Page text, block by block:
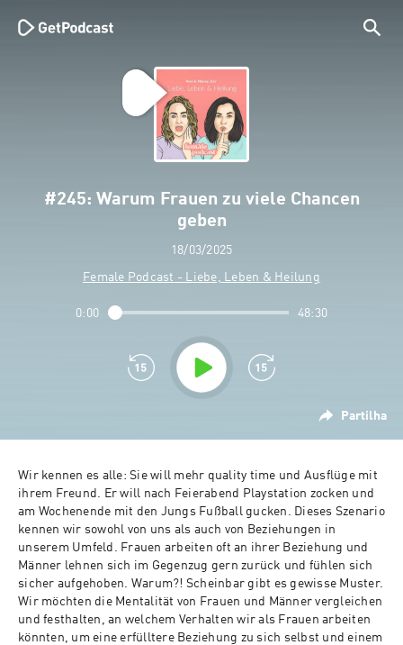
#245: Warum Frauen zu viele Chancen
geben
18/03/2025
Female Podcast - Liebe, Leben & Heilung
Partilha
0:00 48:30
Wir kennen es alle: Sie will mehr quality time und Ausflüge mit
ihrem Freund. Er will nach Feierabend Playstation zocken und
am Wochenende mit den Jungs Fußball gucken. Dieses Szenario
kennen wir sowohl von uns als auch von Beziehungen in
unserem Umfeld. Frauen arbeiten oft an ihrer Beziehung und
Männer lehnen sich im Gegenzug gern zurück und fühlen sich
sicher aufgehoben. Warum?! Scheinbar gibt es gewisse Muster.
Wir möchten die Mentalität von Frauen und Männer vergleichen
und festhalten, an welchem Verhalten wir als Frauen arbeiten
könnten, um eine erfülltere Beziehung zu sich selbst und einem